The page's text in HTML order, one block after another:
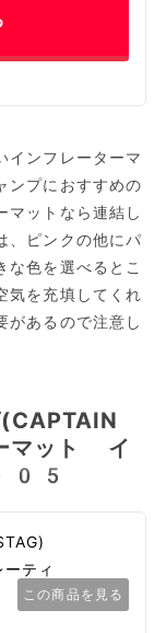
インフレーターマ
ンプにおすすめの
マットなら連結し
、ピンクの他にパ
な色を選べるとこ
気を充填してくれ
があるので注意し
マット イ
この商品を見る